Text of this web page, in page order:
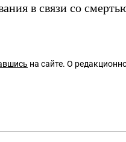
в связи со
на сайте. О